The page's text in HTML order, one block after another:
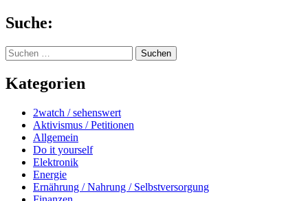
Springe
zum
Inhalt
Suche:
Suchen
nach:
Kategorien
2watch / sehenswert
Aktivismus / Petitionen
Allgemein
Do it yourself
Elektronik
Energie
Ernährung / Nahrung / Selbstversorgung